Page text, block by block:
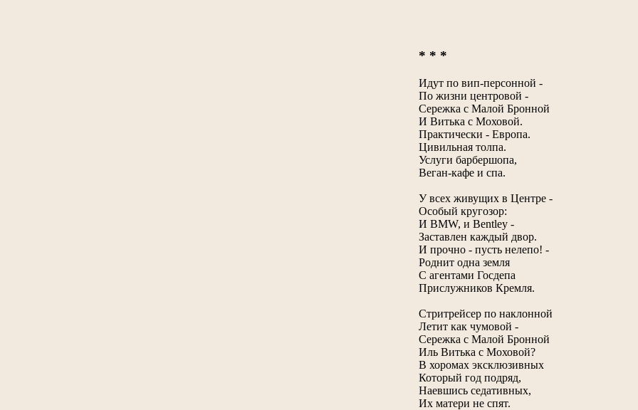
* * *
Идут по вип-персонной -
По жизни центровой -
Сережка с Малой Бронной
И Витька с Моховой.
Практически - Европа.
Цивильная толпа.
Услуги барбершопа,
Веган-кафе и спа.
У всех живущих в Центре -
Особый кругозор:
И BMW, и Bentley -
Заставлен каждый двор.
И прочно - пусть нелепо! -
Роднит одна земля
С агентами Госдепа
Прислужников Кремля.
Стритрейсер по наклонной
Летит как чумовой -
Сережка с Малой Бронной
Иль Витька с Моховой?
В хоромах эксклюзивных
Который год подряд,
Наевшись седативных,
Их матери не спят.